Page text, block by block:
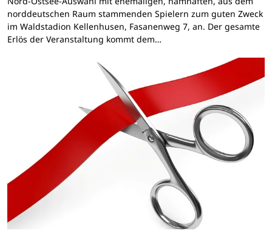
norddeutschen Raum stammenden Spielern zum guten Zweck
im Waldstadion Kellenhusen, Fasanenweg 7, an. Der gesamte
Erlös der Veranstaltung kommt dem…